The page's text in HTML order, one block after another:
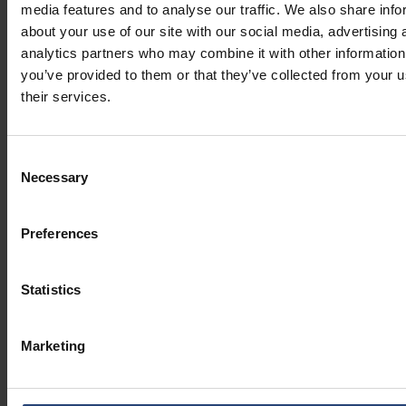
media features and to analyse our traffic. We also share
about your use of our site with our social media, advertising
analytics partners who may combine it with other
you’ve provided to them or that they’ve collected from your
their services.
Selection
Necessary
Preferences
Statistics
Marketing
dommages, les temps d'arrêt et la variabilité opérationnelle.
À ce stade, la décision dépend moins du coût unitaire que de la
fiabilité et de l'efficacité à long terme.